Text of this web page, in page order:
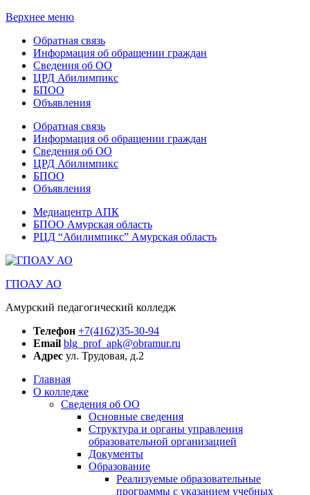
Верхнее меню
Обратная связь
Информация об обращении граждан
Сведения об ОО
ЦРД Абилимпикс
БПОО
Объявления
Обратная связь
Информация об обращении граждан
Сведения об ОО
ЦРД Абилимпикс
БПОО
Объявления
Медиацентр АПК
БПОО Амурская область
РЦД “Абилимпикс” Амурская область
ГПОАУ АО
Амурский педагогический колледж
Телефон +7(4162)35-30-94
Email blg_prof_apk@obramur.ru
Адрес ул. Трудовая, д.2
Главная
О колледже
Сведения об ОО
Основные сведения
Структура и органы управления
образовательной организацией
Документы
Образование
Реализуемые образовательные
программы с указанием учебных